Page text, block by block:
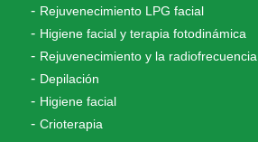
Rejuvenecimiento LPG facial
Higiene facial y terapia fotodinámica
Rejuvenecimiento y la radiofrecuencia
Depilación
Higiene facial
Crioterapia